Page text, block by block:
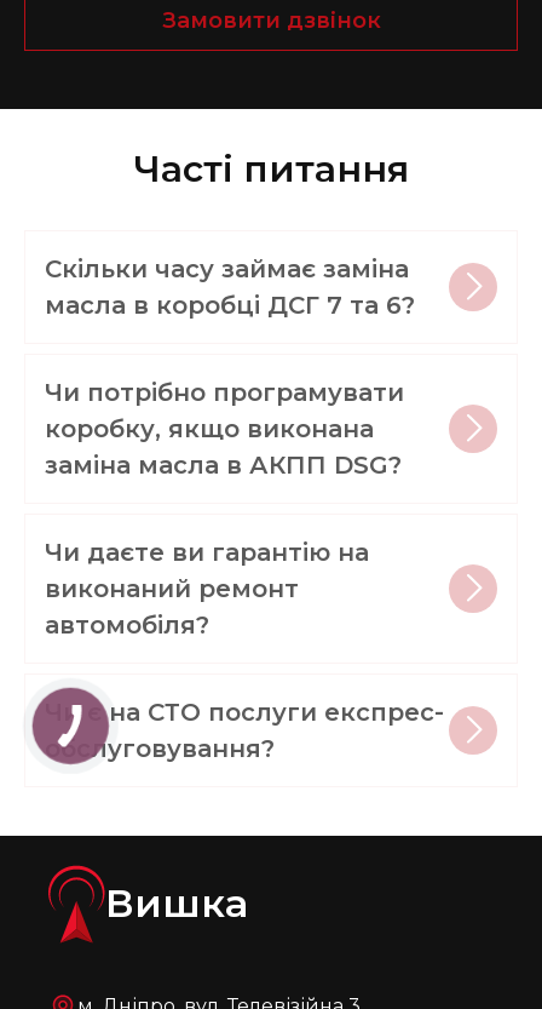
Замовити дзвінок
Часті питання
Скільки часу займає заміна
масла в коробці ДСГ 7 та 6?
Чи потрібно програмувати
коробку, якщо виконана
заміна масла в АКПП DSG?
Чи даєте ви гарантію на
виконаний ремонт
автомобіля?
Чи є на СТО послуги експрес-
обслуговування?
Вишка